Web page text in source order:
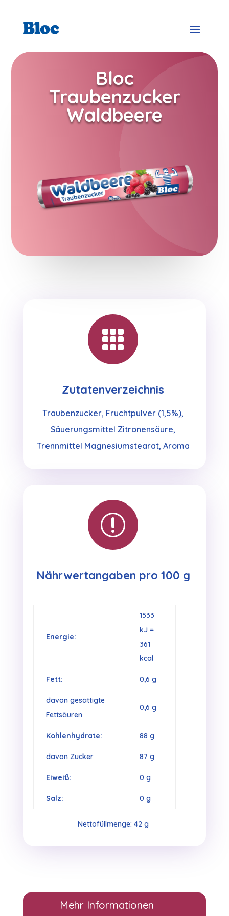
Bloc
Traubenzucker
Waldbeere

Zutatenverzeichnis
Traubenzucker, Fruchtpulver (1,5%),
Säuerungsmittel Zitronensäure,
Trennmittel Magnesiumstearat, Aroma
r
Nährwertangaben pro 100 g
Energie:
1533
kJ =
361
kcal
Fett: 0,6 g
davon gesättigte
Fettsäuren
0,6 g
Kohlenhydrate: 88 g
davon Zucker 87 g
Eiweiß: 0 g
Salz: 0 g
Nettofüllmenge: 42 g
Mehr Informationen